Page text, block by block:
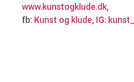
www.kunstogklude.dk,
fb: Kunst og klude, IG: